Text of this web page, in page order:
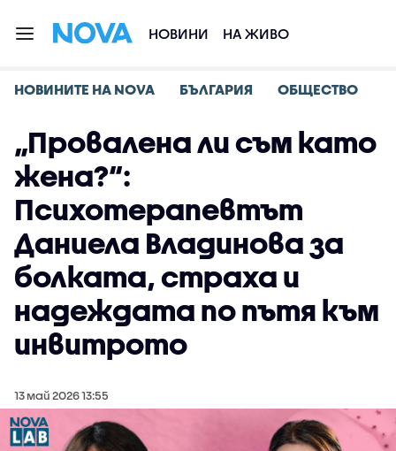
НОВИНИ НА ЖИВО
НОВИНИТЕ НА NOVA БЪЛГАРИЯ ОБЩЕСТВО
„Провалена ли съм като
жена?“:
Психотерапевтът
Даниела Владинова за
болката, страха и
надеждата по пътя към
инвитрото
13 май 2026 13:55